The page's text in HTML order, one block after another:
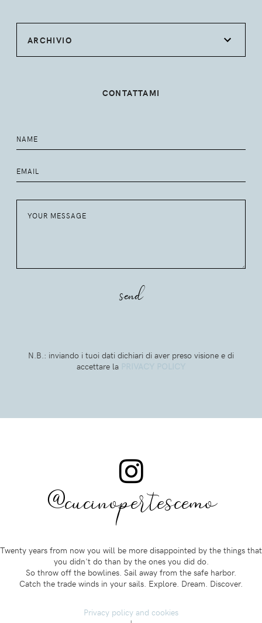
ARCHIVIO
CONTATTAMI
N.B.: inviando i tuoi dati dichiari di aver preso visione e di
accettare la
@cucinopertescemo
Twenty years from now you will be more disappointed by the things that
you didn't do than by the ones you did do.
So throw off the bowlines. Sail away from the safe harbor.
Catch the trade winds in your sails. Explore. Dream. Discover.
Privacy policy and cookies